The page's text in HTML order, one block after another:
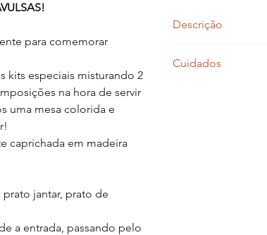
para comemorar
kits especiais misturando 2
na hora de servir
uma mesa colorida e
caprichada em madeira
jantar, prato de
a entrada, passando pelo
Descrição
temperatura (1240
Cuidados